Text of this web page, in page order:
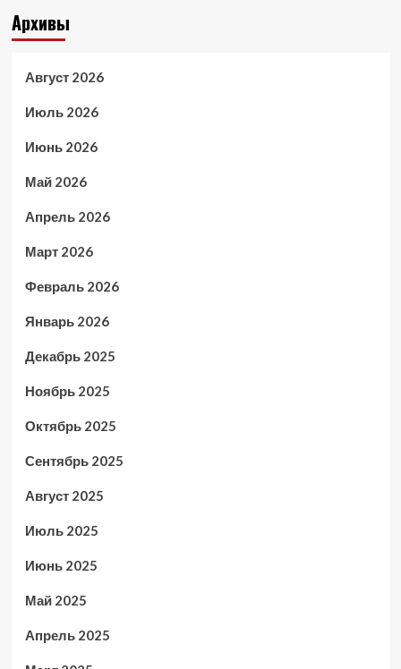
Архивы
Август 2026
Июль 2026
Июнь 2026
Май 2026
Апрель 2026
Март 2026
Февраль 2026
Январь 2026
Декабрь 2025
Ноябрь 2025
Октябрь 2025
Сентябрь 2025
Август 2025
Июль 2025
Июнь 2025
Май 2025
Апрель 2025